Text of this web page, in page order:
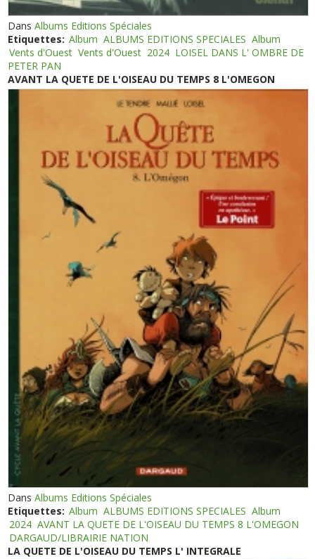
DansAlbums Editions Spéciales
Etiquettes: Album ALBUMS EDITIONS SPECIALES Album
Vents d'Ouest Vents d'Ouest 2024 LOISEL DANS L' OMBRE DE
PETER PAN
AVANT LA QUETE DE L'OISEAU DU TEMPS 8 L'OMEGON
DansAlbums Editions Spéciales
Etiquettes: Album ALBUMS EDITIONS SPECIALES Album
2024 AVANT LA QUETE DE L'OISEAU DU TEMPS 8 L'OMEGON
DARGAUD/LIBRAIRIE NATION
LA QUETE DE L'OISEAU DU TEMPS L' INTEGRALE